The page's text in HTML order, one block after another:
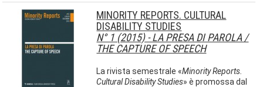
MINORITY REPORTS. CULTURAL
DISABILITY STUDIES
N° 1 (2015) - LA PRESA DI PAROLA /
THE CAPTURE OF SPEECH
La rivista semestrale «Minority Reports.
Cultural Disability Studies» è promossa dal